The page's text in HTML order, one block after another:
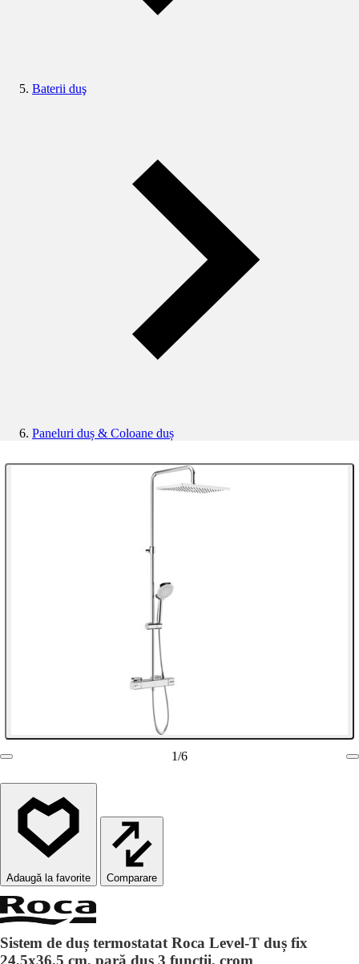
Baterii duş
Paneluri duș & Coloane duș
1/6
Comparare
Sistem de duș termostatat Roca Level-T duș fix
24,5x36,5 cm, pară duș 3 funcții, crom